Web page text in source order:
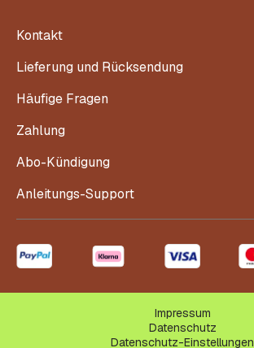
Kontakt
Lieferung und Rücksendung
Häufige Fragen
Zahlung
Abo-Kündigung
Anleitungs-Support
Impressum
Datenschutz
Datenschutz-Einstellungen